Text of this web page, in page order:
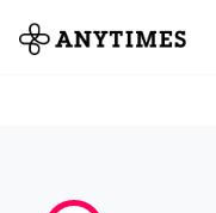
全て